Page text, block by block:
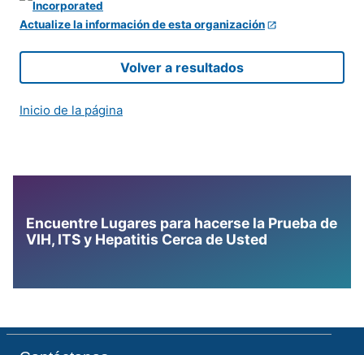
Actualize la información de esta organización
Volver a resultados
Inicio de la página
Encuentre Lugares para hacerse la Prueba de
VIH, ITS y Hepatitis Cerca de Usted